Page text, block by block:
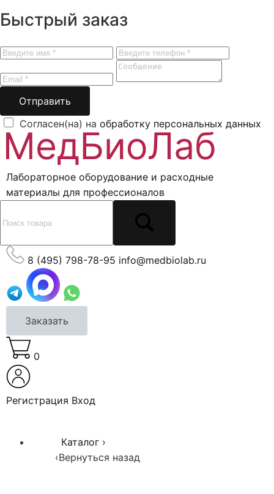
Быстрый заказ
Отправить
Согласен(на) на обработку персональных данных
Лабораторное оборудование и расходные
материалы для профессионалов
8 (495) 798-78-95 info@medbiolab.ru
Заказать
0
Регистрация Вход
Каталог ›
‹Вернуться назад